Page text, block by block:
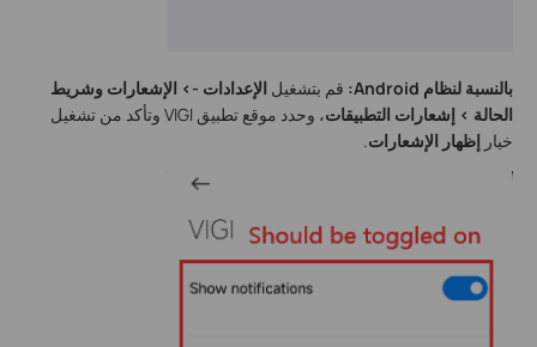
بالنسبة لنظام Android: قم بتشغيل الإعدادات -> الإشعارات وشريط
الحالة > إشعارات التطبيقات
، وحدد موقع تطبيق VIGI وتأكد من تشغيل
خيار إظهار الإشعارات